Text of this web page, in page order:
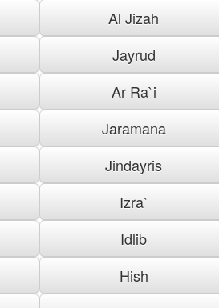
Al Jizah
Jayrud
Ar Ra`i
Jaramana
Jindayris
Izra`
Idlib
Hish